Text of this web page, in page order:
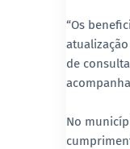
“Os
de
No